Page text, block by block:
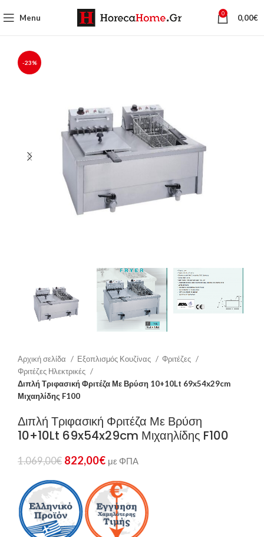
Menu 0 0,00€
-23%
Αρχική σελίδα Εξοπλισμός Κουζίνας
Φριτέζες
Φριτέζες Ηλεκτρικές
Διπλή Τριφασική Φριτέζα Με Βρύση 10+10Lt 69x54x29cm
Μιχαηλίδης F100
Διπλή Τριφασική Φριτέζα Με Βρύση
10+10Lt 69x54x29cm Μιχαηλίδης F100
1.069,00€ 822,00€ με ΦΠΑ